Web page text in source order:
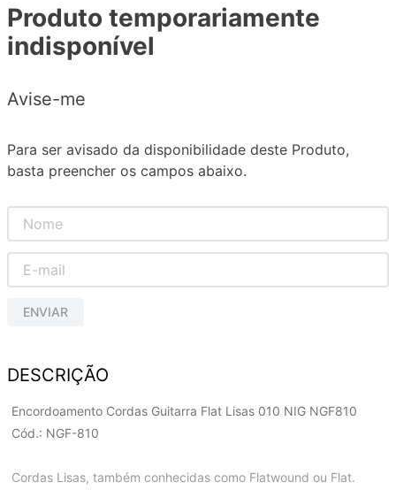
Produto temporariamente
indisponível
Avise-me
Para ser avisado da disponibilidade deste Produto,
basta preencher os campos abaixo.
ENVIAR
DESCRIÇÃO
Encordoamento Cordas Guitarra Flat Lisas 010 NIG NGF810
Cód.: NGF-810
Cordas Lisas, também conhecidas como Flatwound ou Flat.